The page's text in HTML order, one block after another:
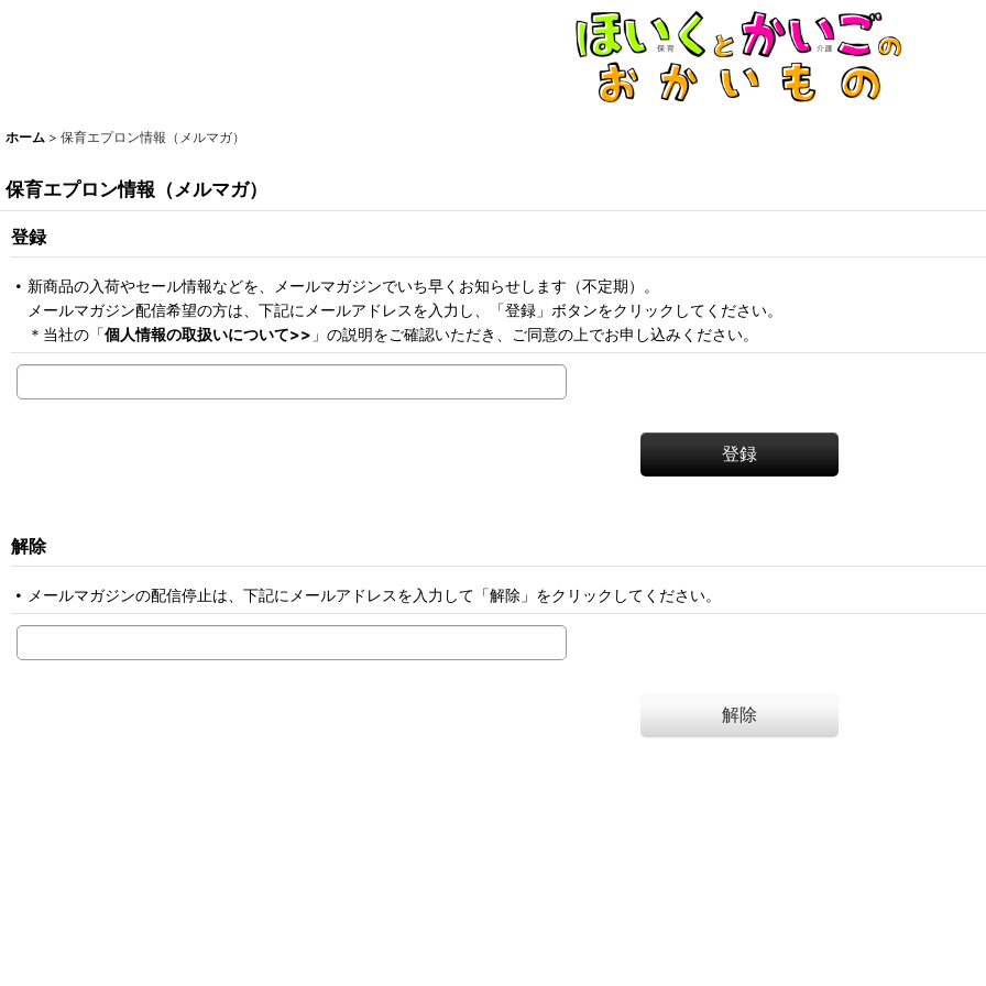
ホーム > 保育エプロン情報（メルマガ）
保育エプロン情報（メルマガ）
登録
新商品の入荷やセール情報などを、メールマガジンでいち早くお知らせします（不定期）。
メールマガジン配信希望の方は、下記にメールアドレスを入力し、「登録」ボタンをクリックしてください。
＊当社の「個人情報の取扱いについて>> 」の説明をご確認いただき、ご同意の上でお申し込みください。
登録
解除
メールマガジンの配信停止は、下記にメールアドレスを入力して「解除」をクリックしてください。
解除